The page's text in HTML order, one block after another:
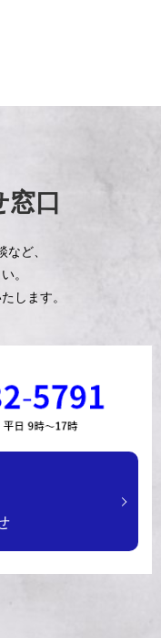
口
ど、
。
します。